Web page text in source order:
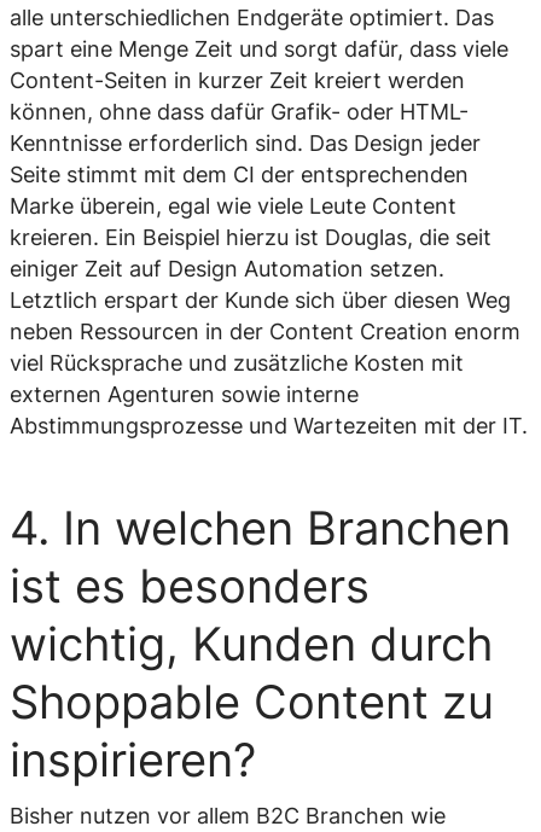
alle unterschiedlichen Endgeräte optimiert. Das
spart eine Menge Zeit und sorgt dafür, dass viele
Content-Seiten in kurzer Zeit kreiert werden
können, ohne dass dafür Grafik- oder HTML-
Kenntnisse erforderlich sind. Das Design jeder
Seite stimmt mit dem CI der entsprechenden
Marke überein, egal wie viele Leute Content
kreieren. Ein Beispiel hierzu ist Douglas, die seit
einiger Zeit auf Design Automation setzen.
Letztlich erspart der Kunde sich über diesen Weg
neben Ressourcen in der Content Creation enorm
viel Rücksprache und zusätzliche Kosten mit
externen Agenturen sowie interne
Abstimmungsprozesse und Wartezeiten mit der IT.
4. In welchen Branchen
ist es besonders
wichtig, Kunden durch
Shoppable Content zu
inspirieren?
Bisher nutzen vor allem B2C Branchen wie